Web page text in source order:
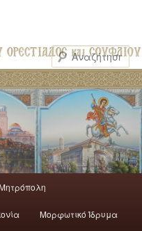
Μορφωτικό Ίδρυμα